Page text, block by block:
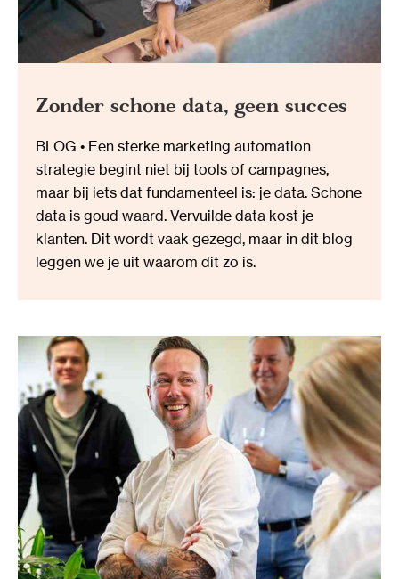
Zonder schone data, geen succes
BLOG • Een sterke marketing automation
strategie begint niet bij tools of campagnes,
maar bij iets dat fundamenteel is: je data. Schone
data is goud waard. Vervuilde data kost je
klanten. Dit wordt vaak gezegd, maar in dit blog
leggen we je uit waarom dit zo is.